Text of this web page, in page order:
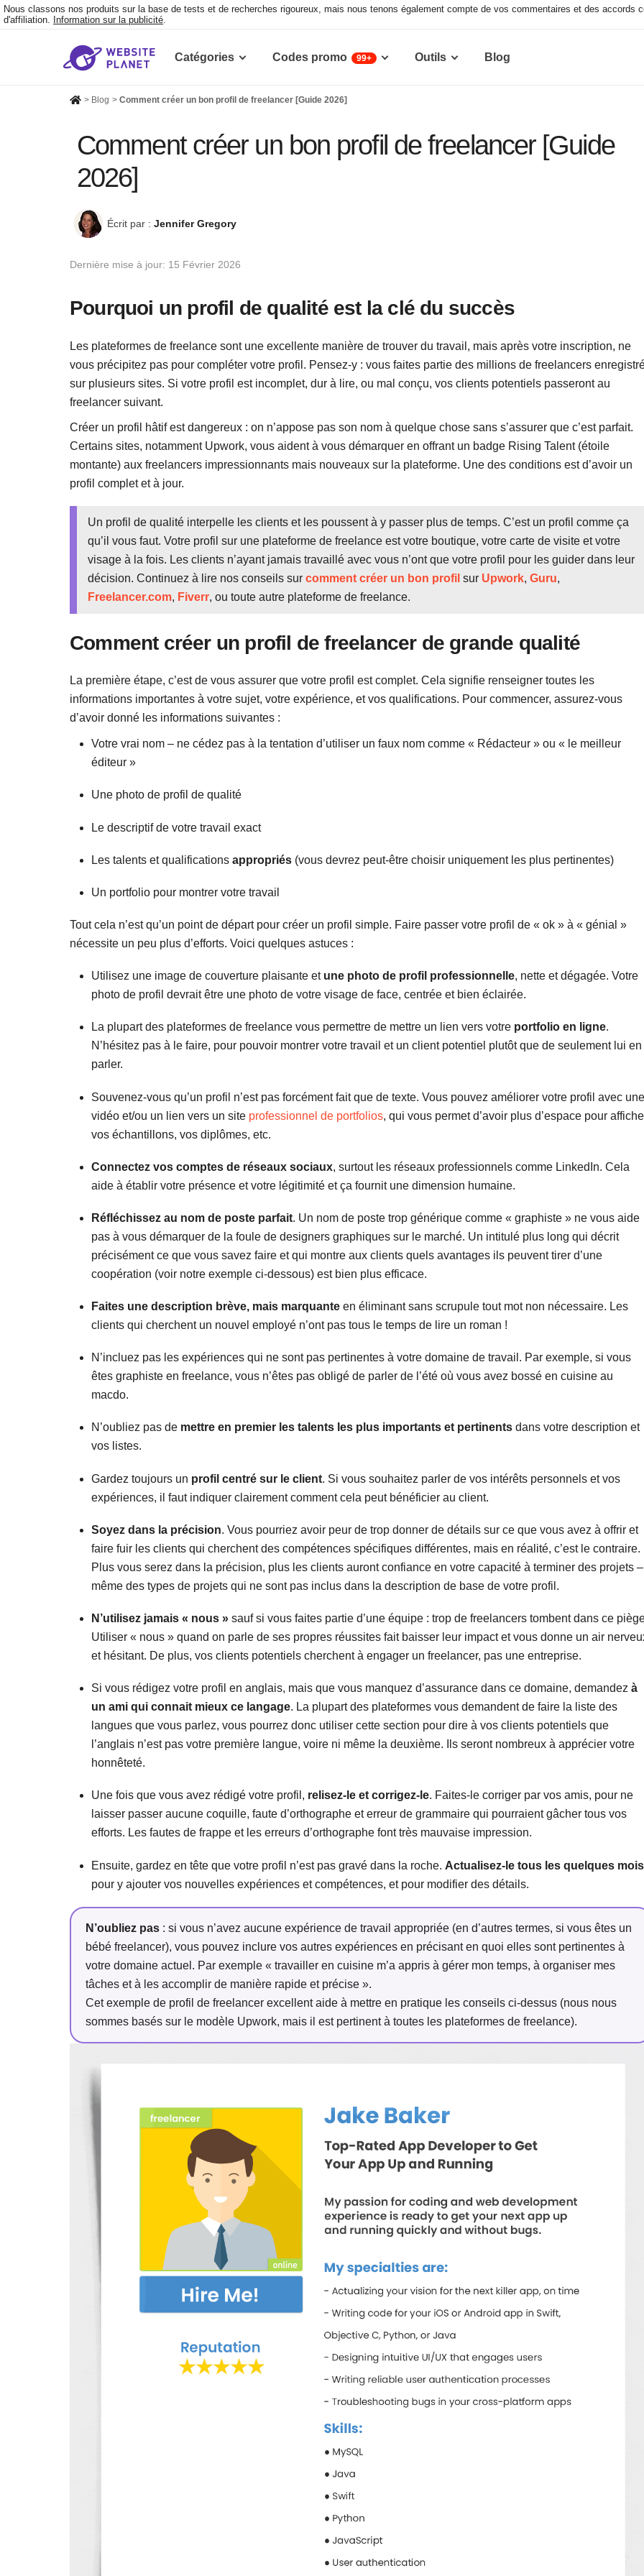
Nous classons nos produits sur la base de tests et de recherches rigoureux, mais nous tenons également compte de vos commentaires et des
d'affiliation. Information sur la publicité.
Catégories Codes promo 99+ Outils Blog
> Blog > Comment créer un bon profil de freelancer [Guide 2026]
Comment créer un bon profil de freelancer [Guide
2026]
Écrit par : Jennifer Gregory
Dernière mise à jour: 15 Février 2026
Pourquoi un profil de qualité est la clé du succès
Les plateformes de freelance sont une excellente manière de trouver du travail, mais après votre inscription, ne
vous précipitez pas pour compléter votre profil. Pensez-y : vous faites partie des millions de freelancers
sur plusieurs sites. Si votre profil est incomplet, dur à lire, ou mal conçu, vos clients potentiels passeront au
freelancer suivant.
Créer un profil hâtif est dangereux : on n’appose pas son nom à quelque chose sans s’assurer que c’est parfait.
Certains sites, notamment Upwork, vous aident à vous démarquer en offrant un badge Rising Talent (étoile
montante) aux freelancers impressionnants mais nouveaux sur la plateforme. Une des conditions est d’avoir un
profil complet et à jour.
Un profil de qualité interpelle les clients et les poussent à y passer plus de temps. C’est un profil comme ça
qu’il vous faut. Votre profil sur une plateforme de freelance est votre boutique, votre carte de visite et votre
visage à la fois. Les clients n’ayant jamais travaillé avec vous n’ont que votre profil pour les guider dans leur
décision. Continuez à lire nos conseils sur comment créer un bon profil sur Upwork, Guru,
Freelancer.com, Fiverr, ou toute autre plateforme de freelance.
Comment créer un profil de freelancer de grande qualité
La première étape, c’est de vous assurer que votre profil est complet. Cela signifie renseigner toutes les
informations importantes à votre sujet, votre expérience, et vos qualifications. Pour commencer, assurez-vous
d’avoir donné les informations suivantes :
Votre vrai nom – ne cédez pas à la tentation d’utiliser un faux nom comme « Rédacteur » ou « le meilleur
éditeur »
Une photo de profil de qualité
Le descriptif de votre travail exact
Les talents et qualifications appropriés (vous devrez peut-être choisir uniquement les plus pertinentes)
Un portfolio pour montrer votre travail
Tout cela n’est qu’un point de départ pour créer un profil simple. Faire passer votre profil de « ok » à « génial »
nécessite un peu plus d’efforts. Voici quelques astuces :
Utilisez une image de couverture plaisante et une photo de profil professionnelle, nette et dégagée. Votre
photo de profil devrait être une photo de votre visage de face, centrée et bien éclairée.
La plupart des plateformes de freelance vous permettre de mettre un lien vers votre portfolio en ligne.
N’hésitez pas à le faire, pour pouvoir montrer votre travail et un client potentiel plutôt que de seulement lui en
parler.
Souvenez-vous qu’un profil n’est pas forcément fait que de texte. Vous pouvez améliorer votre profil avec une
vidéo et/ou un lien vers un site professionnel de portfolios, qui vous permet d’avoir plus d’espace pour
vos échantillons, vos diplômes, etc.
Connectez vos comptes de réseaux sociaux, surtout les réseaux professionnels comme LinkedIn. Cela
aide à établir votre présence et votre légitimité et ça fournit une dimension humaine.
Réfléchissez au nom de poste parfait. Un nom de poste trop générique comme « graphiste » ne vous aide
pas à vous démarquer de la foule de designers graphiques sur le marché. Un intitulé plus long qui décrit
précisément ce que vous savez faire et qui montre aux clients quels avantages ils peuvent tirer d’une
coopération (voir notre exemple ci-dessous) est bien plus efficace.
Faites une description brève, mais marquante en éliminant sans scrupule tout mot non nécessaire. Les
clients qui cherchent un nouvel employé n’ont pas tous le temps de lire un roman !
N’incluez pas les expériences qui ne sont pas pertinentes à votre domaine de travail. Par exemple, si vous
êtes graphiste en freelance, vous n’êtes pas obligé de parler de l’été où vous avez bossé en cuisine au
macdo.
N’oubliez pas de mettre en premier les talents les plus importants et pertinents dans votre description et
vos listes.
Gardez toujours un profil centré sur le client. Si vous souhaitez parler de vos intérêts personnels et vos
expériences, il faut indiquer clairement comment cela peut bénéficier au client.
Soyez dans la précision. Vous pourriez avoir peur de trop donner de détails sur ce que vous avez à offrir et
faire fuir les clients qui cherchent des compétences spécifiques différentes, mais en réalité, c’est le contraire.
Plus vous serez dans la précision, plus les clients auront confiance en votre capacité à terminer des projets –
même des types de projets qui ne sont pas inclus dans la description de base de votre profil.
N’utilisez jamais « nous » sauf si vous faites partie d’une équipe : trop de freelancers tombent dans ce
Utiliser « nous » quand on parle de ses propres réussites fait baisser leur impact et vous donne un air
et hésitant. De plus, vos clients potentiels cherchent à engager un freelancer, pas une entreprise.
Si vous rédigez votre profil en anglais, mais que vous manquez d’assurance dans ce domaine, demandez à
un ami qui connait mieux ce langage. La plupart des plateformes vous demandent de faire la liste des
langues que vous parlez, vous pourrez donc utiliser cette section pour dire à vos clients potentiels que
l’anglais n’est pas votre première langue, voire ni même la deuxième. Ils seront nombreux à apprécier votre
honnêteté.
Une fois que vous avez rédigé votre profil, relisez-le et corrigez-le. Faites-le corriger par vos amis, pour ne
laisser passer aucune coquille, faute d’orthographe et erreur de grammaire qui pourraient gâcher tous vos
efforts. Les fautes de frappe et les erreurs d’orthographe font très mauvaise impression.
Ensuite, gardez en tête que votre profil n’est pas gravé dans la roche. Actualisez-le tous les quelques mois
pour y ajouter vos nouvelles expériences et compétences, et pour modifier des détails.
N’oubliez pas : si vous n’avez aucune expérience de travail appropriée (en d’autres termes, si vous êtes un
bébé freelancer), vous pouvez inclure vos autres expériences en précisant en quoi elles sont pertinentes à
votre domaine actuel. Par exemple « travailler en cuisine m’a appris à gérer mon temps, à organiser mes
tâches et à les accomplir de manière rapide et précise ».
Cet exemple de profil de freelancer excellent aide à mettre en pratique les conseils ci-dessus (nous nous
sommes basés sur le modèle Upwork, mais il est pertinent à toutes les plateformes de freelance).